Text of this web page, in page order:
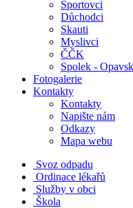
Sportovci
Důchodci
Skauti
Myslivci
ČČK
Spolek -
Fotogalerie
Kontakty
Kontakty
Napište nám
Odkazy
Mapa webu
Svoz odpadu
Ordinace lékařů
Služby v obci
Škola